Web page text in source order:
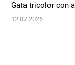
Gata tricolor con
12.07.2026